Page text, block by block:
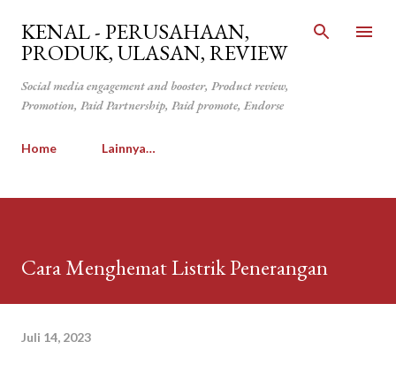
Langsung ke konten utama
KENAL - PERUSAHAAN,
PRODUK, ULASAN, REVIEW
Social media engagement and booster, Product review,
Promotion, Paid Partnership, Paid promote, Endorse
Home Lainnya…
Cara Menghemat Listrik Penerangan
Juli 14, 2023